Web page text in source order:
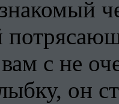
с не
он